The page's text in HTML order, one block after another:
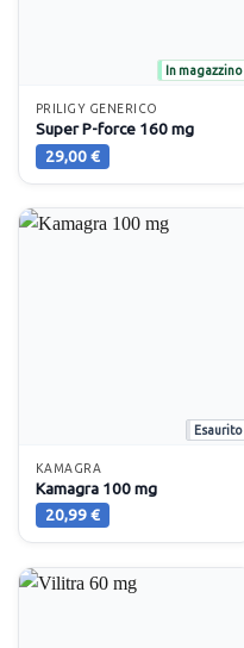
In magazzino
PRILIGY GENERICO
Super P-force 160 mg
29,00€
Esaurito
KAMAGRA
Kamagra 100 mg
20,99€